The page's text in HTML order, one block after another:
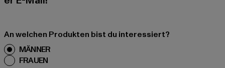
An welchen Produkten bist du interessiert?
MÄNNER
FRAUEN